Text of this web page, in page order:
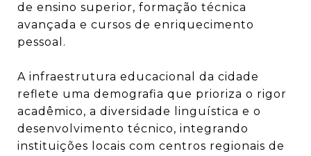
de ensino superior, formação técnica
avançada e cursos de enriquecimento
pessoal.
A infraestrutura educacional da cidade
reflete uma demografia que prioriza o rigor
acadêmico, a diversidade linguística e o
desenvolvimento técnico, integrando
instituições locais com centros regionais de